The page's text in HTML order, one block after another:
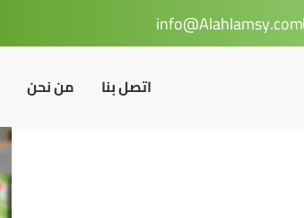
info@Alahlamsy.com
من نحن اتصل بنا